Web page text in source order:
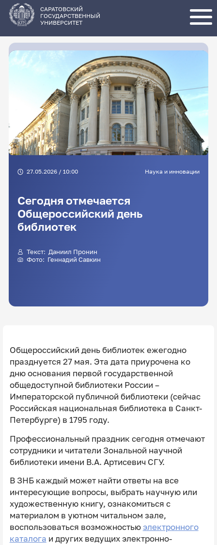
основному
содержанию
САРАТОВСКИЙ
ГОСУДАРСТВЕННЫЙ
УНИВЕРСИТЕТ
27.05.2026 / 10:00 Наука и инновации
Сегодня отмечается
Общероссийский день
библиотек
Текст: Даниил Пронин
Фото: Геннадий Савкин
Общероссийский день библиотек ежегодно
празднуется 27 мая. Эта дата приурочена ко
дню основания первой государственной
общедоступной библиотеки России –
Императорской публичной библиотеки (сейчас
Российская национальная библиотека в Санкт-
Петербурге) в 1795 году.
Профессиональный праздник сегодня отмечают
сотрудники и читатели Зональной научной
библиотеки имени В.А. Артисевич СГУ.
В ЗНБ каждый может найти ответы на все
интересующие вопросы, выбрать научную или
художественную книгу, ознакомиться с
материалом в уютном читальном зале,
воспользоваться возможностью электронного
каталога и других ведущих электронно-